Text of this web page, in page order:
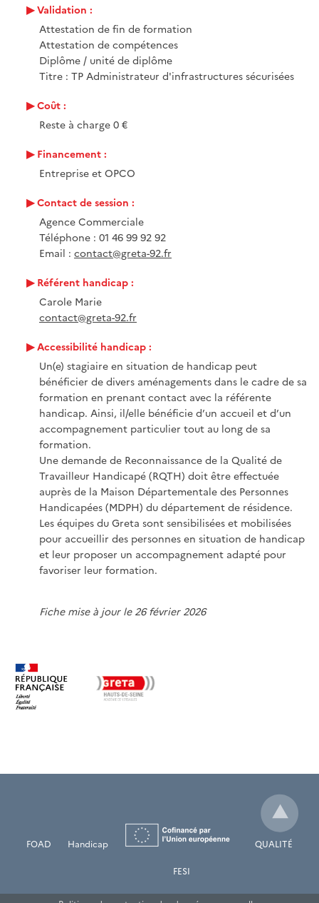
Validation :
Attestation de fin de formation
Attestation de compétences
Diplôme / unité de diplôme
Titre : TP Administrateur d'infrastructures sécurisées
Coût :
Reste à charge 0 €
Financement :
Entreprise et OPCO
Contact de session :
Agence Commerciale
Téléphone : 01 46 99 92 92
Email : contact@greta-92.fr
Référent handicap :
Carole Marie
contact@greta-92.fr
Accessibilité handicap :
Un(e) stagiaire en situation de handicap peut
bénéficier de divers aménagements dans le cadre de sa
formation en prenant contact avec la référente
handicap. Ainsi, il/elle bénéficie d’un accueil et d’un
accompagnement particulier tout au long de sa
formation.
Une demande de Reconnaissance de la Qualité de
Travailleur Handicapé (RQTH) doit être effectuée
auprès de la Maison Départementale des Personnes
Handicapées (MDPH) du département de résidence.
Les équipes du Greta sont sensibilisées et mobilisées
pour accueillir des personnes en situation de handicap
et leur proposer un accompagnement adapté pour
favoriser leur formation.
Fiche mise à jour le 26 février 2026
FOAD Handicap
FESI
QUALITÉ